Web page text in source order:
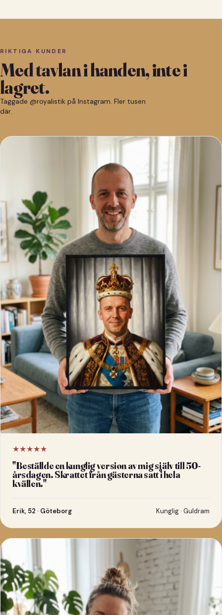
RIKTIGA KUNDER
Med tavlan i handen, inte i
lagret.
Taggade @royalistik på Instagram. Fler tusen
där.
★★★★★
"Beställde en kunglig version av mig själv till 50-
årsdagen. Skrattet från gästerna satt i hela
kvällen."
Erik, 52 · Göteborg Kunglig · Guldram